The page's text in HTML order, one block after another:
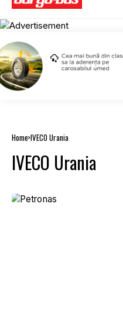
Home IVECO Urania
IVECO Urania